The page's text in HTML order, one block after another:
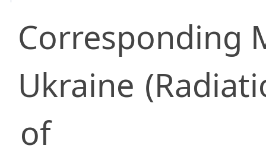
Corresponding
Ukraine
of